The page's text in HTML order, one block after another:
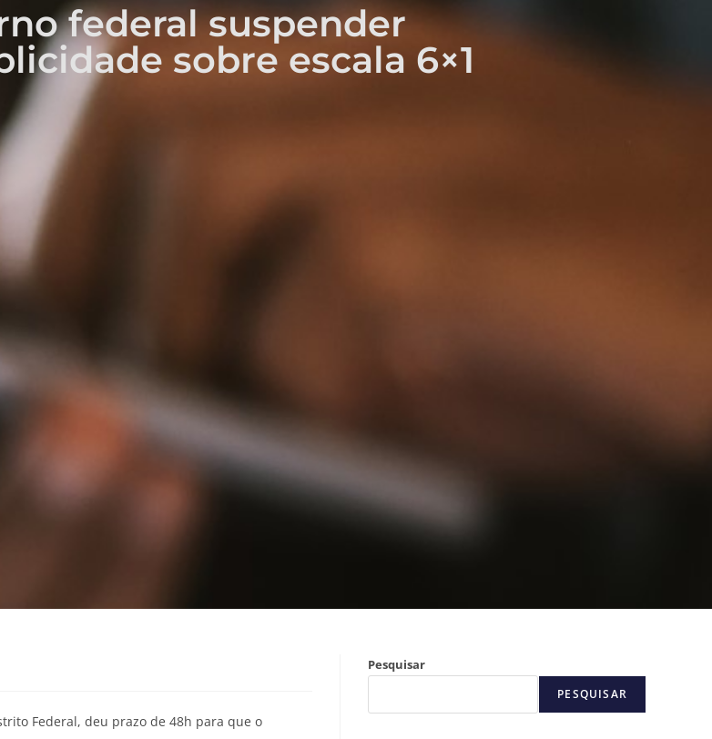
federal suspender
sobre escala 6×1
Federal, deu prazo de 48h para que o
Pesquisar
PESQUISAR